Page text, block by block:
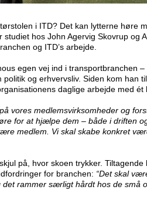
i ITD? Det kan lytterne høre
studiet hos John Agervig Skovrup og
og ITD’s arbejde.
egen vej ind i transportbranchen
og erhvervsliv. Siden kom han
daglige arbejde med
vores medlemsvirksomheder og
for at hjælpe dem – både i driften
medlem. Vi skal skabe konkret
på, hvor skoen trykker.
for branchen: “Det skal
rammer særligt hårdt hos de små